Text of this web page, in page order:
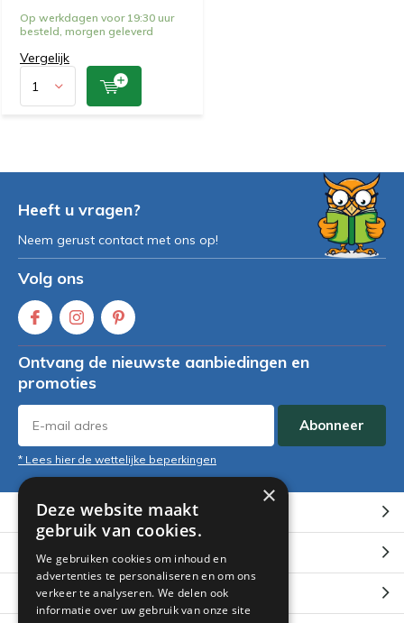
Op werkdagen voor 19:30 uur
besteld, morgen geleverd
Vergelijk
Heeft u vragen?
Neem gerust contact met ons op!
Volg ons
Ontvang de nieuwste aanbiedingen en
promoties
Abonneer
* Lees hier de wettelijke beperkingen
Klantenservice
Mijn account
Categorieën
×
Deze website maakt
gebruik van cookies.
We gebruiken cookies om inhoud en
advertenties te personaliseren en om ons
verkeer te analyseren. We delen ook
informatie over uw gebruik van onze site